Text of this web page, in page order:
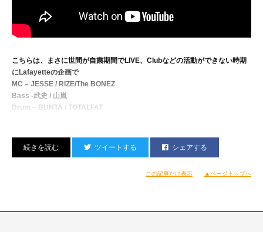
こちらは、まさに世間が自粛期間でLIVE、Clubなどの活動ができない時期
にLafayetteの企画で
MC – JESSE / RIZE/The BONEZ
Bass -武史 / 山嵐
Drum – BUNTA / TOTALFAT
このメンツでのRoom Session。
JESSEさんのLIVEDJとして久々のCLUB営業をしてきました。
ツイートする シェアする
この記事だけ表示 ▲ページトップへ